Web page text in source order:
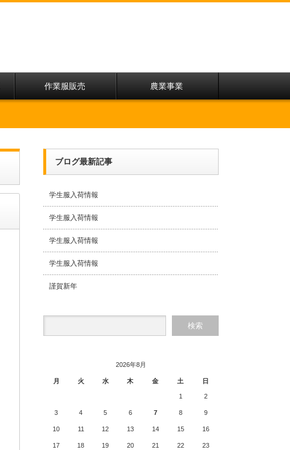
作業服販売 農業事業
ブログ最新記事
学生服入荷情報
学生服入荷情報
学生服入荷情報
学生服入荷情報
謹賀新年
2026年8月
月 火 水 木 金 土 日
1 2
3 4 5 6 7 8 9
10 11 12 13 14 15 16
17 18 19 20 21 22 23